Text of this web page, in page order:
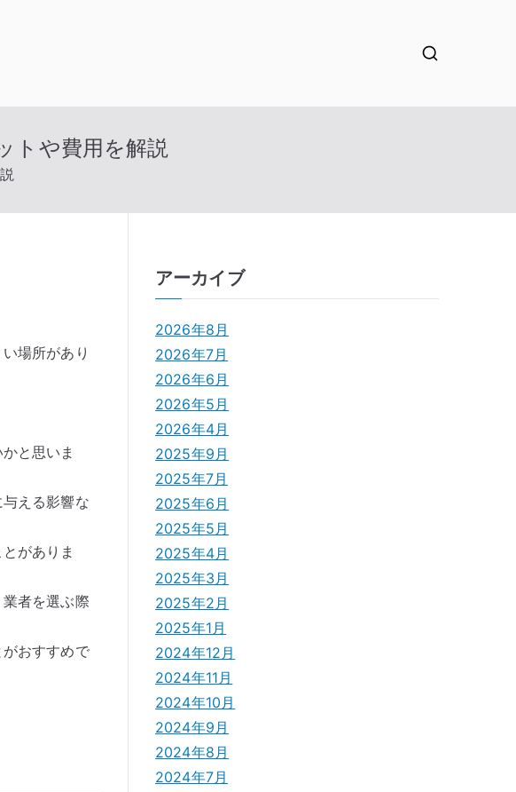
トや費用を解説
場所があり
と思いま
える影響な
がありま
者を選ぶ際
おすすめで
アーカイブ
2026年8月
2026年7月
2026年6月
2026年5月
2026年4月
2025年9月
2025年7月
2025年6月
2025年5月
2025年4月
2025年3月
2025年2月
2025年1月
2024年12月
2024年11月
2024年10月
2024年9月
2024年8月
2024年7月